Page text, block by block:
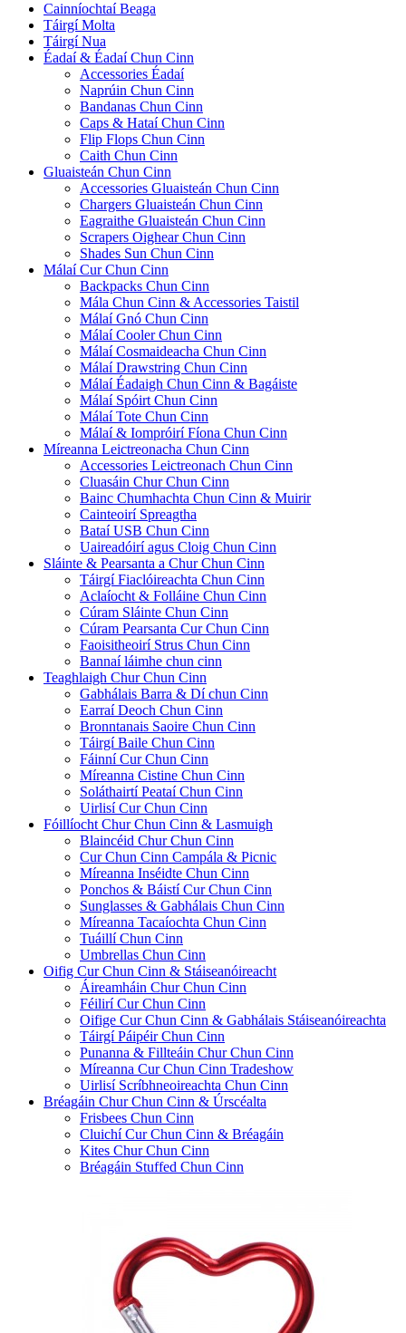
Cainníochtaí Beaga
Táirgí Molta
Táirgí Nua
Éadaí & Éadaí Chun Cinn
Accessories Éadaí
Naprúin Chun Cinn
Bandanas Chun Cinn
Caps & Hataí Chun Cinn
Flip Flops Chun Cinn
Caith Chun Cinn
Gluaisteán Chun Cinn
Accessories Gluaisteán Chun Cinn
Chargers Gluaisteán Chun Cinn
Eagraithe Gluaisteán Chun Cinn
Scrapers Oighear Chun Cinn
Shades Sun Chun Cinn
Málaí Cur Chun Cinn
Backpacks Chun Cinn
Mála Chun Cinn & Accessories Taistil
Málaí Gnó Chun Cinn
Málaí Cooler Chun Cinn
Málaí Cosmaideacha Chun Cinn
Málaí Drawstring Chun Cinn
Málaí Éadaigh Chun Cinn & Bagáiste
Málaí Spóirt Chun Cinn
Málaí Tote Chun Cinn
Málaí & Iompróirí Fíona Chun Cinn
Míreanna Leictreonacha Chun Cinn
Accessories Leictreonach Chun Cinn
Cluasáin Chur Chun Cinn
Bainc Chumhachta Chun Cinn & Muirir
Cainteoirí Spreagtha
Bataí USB Chun Cinn
Uaireadóirí agus Cloig Chun Cinn
Sláinte & Pearsanta a Chur Chun Cinn
Táirgí Fiaclóireachta Chun Cinn
Aclaíocht & Folláine Chun Cinn
Cúram Sláinte Chun Cinn
Cúram Pearsanta Cur Chun Cinn
Faoisitheoirí Strus Chun Cinn
Bannaí láimhe chun cinn
Teaghlaigh Chur Chun Cinn
Gabhálais Barra & Dí chun Cinn
Earraí Deoch Chun Cinn
Bronntanais Saoire Chun Cinn
Táirgí Baile Chun Cinn
Fáinní Cur Chun Cinn
Míreanna Cistine Chun Cinn
Soláthairtí Peataí Chun Cinn
Uirlisí Cur Chun Cinn
Fóillíocht Chur Chun Cinn & Lasmuigh
Blaincéid Chur Chun Cinn
Cur Chun Cinn Campála & Picnic
Míreanna Inséidte Chun Cinn
Ponchos & Báistí Cur Chun Cinn
Sunglasses & Gabhálais Chun Cinn
Míreanna Tacaíochta Chun Cinn
Tuáillí Chun Cinn
Umbrellas Chun Cinn
Oifig Cur Chun Cinn & Stáiseanóireacht
Áireamháin Chur Chun Cinn
Féilirí Cur Chun Cinn
Oifige Cur Chun Cinn & Gabhálais Stáiseanóireachta
Táirgí Páipéir Chun Cinn
Punanna & Fillteáin Chur Chun Cinn
Míreanna Cur Chun Cinn Tradeshow
Uirlisí Scríbhneoireachta Chun Cinn
Bréagáin Chur Chun Cinn & Úrscéalta
Frisbees Chun Cinn
Cluichí Cur Chun Cinn & Bréagáin
Kites Chur Chun Cinn
Bréagáin Stuffed Chun Cinn